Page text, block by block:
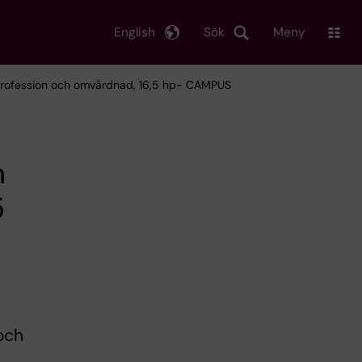
Sök
English Meny
och omvårdnad, 16,5 hp- CAMPUS